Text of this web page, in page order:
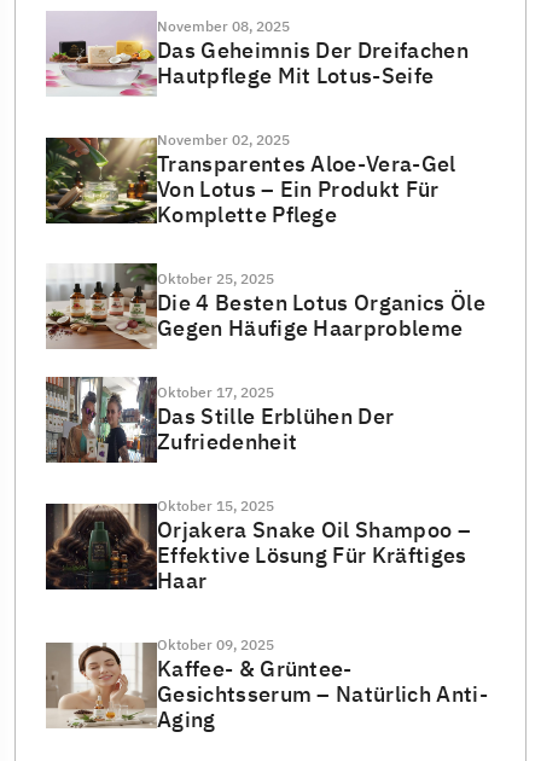
November 08, 2025
Das Geheimnis Der Dreifachen
Hautpflege Mit Lotus-Seife
November 02, 2025
Transparentes Aloe-Vera-Gel
Von Lotus – Ein Produkt Für
Komplette Pflege
Oktober 25, 2025
Die 4 Besten Lotus Organics Öle
Gegen Häufige Haarprobleme
Oktober 17, 2025
Das Stille Erblühen Der
Zufriedenheit
Oktober 15, 2025
Orjakera Snake Oil Shampoo –
Effektive Lösung Für Kräftiges
Haar
Oktober 09, 2025
Kaffee- & Grüntee-
Gesichtsserum – Natürlich Anti-
Aging